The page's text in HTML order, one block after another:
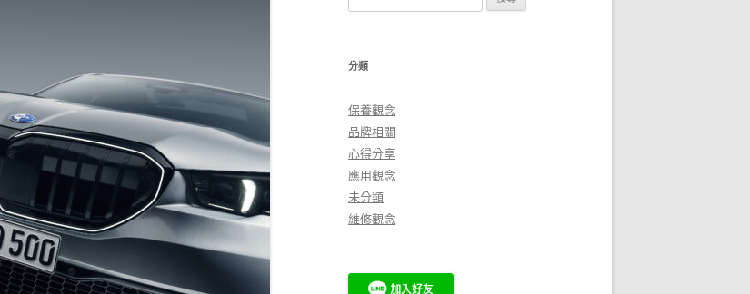
尋
鍵
分類
保養觀念
品牌相關
心得分享
應用觀念
未分類
維修觀念